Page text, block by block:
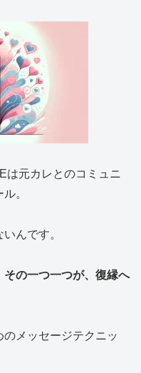
は元カレとのコミュニ
。
んです。
その一つ一つが、復縁へ
メッセージテクニッ